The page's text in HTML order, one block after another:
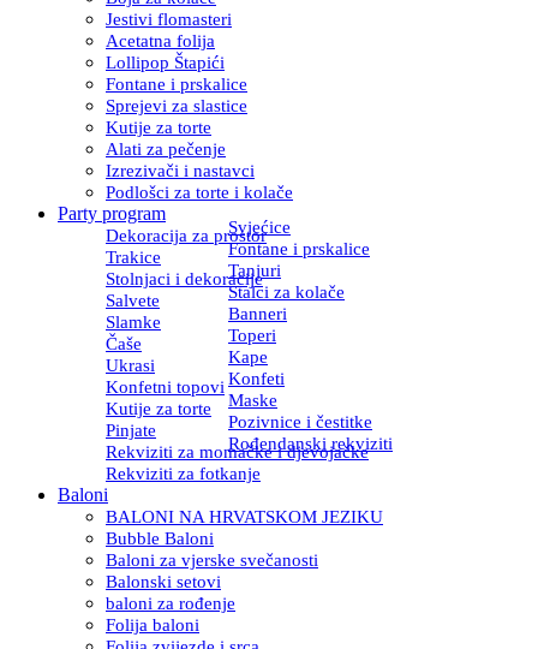
Jestivi flomasteri
Acetatna folija
Lollipop Štapići
Fontane i prskalice
Sprejevi za slastice
Kutije za torte
Alati za pečenje
Izrezivači i nastavci
Podlošci za torte i kolače
Party program
Dekoracija za prostor
Svjećice
Trakice
Fontane i prskalice
Stolnjaci i dekoracije
Tanjuri
Salvete
Stalci za kolače
Slamke
Banneri
Čaše
Toperi
Ukrasi
Kape
Konfetni topovi Konfeti
Kutije za torte
Maske
Pinjate
Pozivnice i čestitke
Rekviziti za momačke i djevojačke
Rođendanski rekviziti
Rekviziti za fotkanje
Baloni
BALONI NA HRVATSKOM JEZIKU
Bubble Baloni
Baloni za vjerske svečanosti
Balonski setovi
baloni za rođenje
Folija baloni